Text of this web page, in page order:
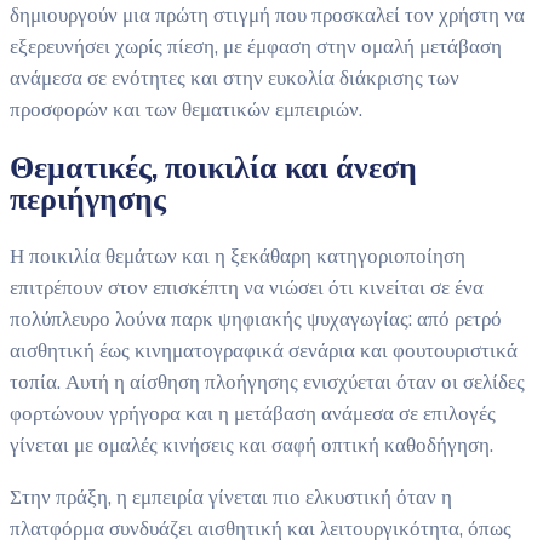
δημιουργούν μια πρώτη στιγμή που προσκαλεί τον χρήστη να
εξερευνήσει χωρίς πίεση, με έμφαση στην ομαλή μετάβαση
ανάμεσα σε ενότητες και στην ευκολία διάκρισης των
προσφορών και των θεματικών εμπειριών.
Θεματικές, ποικιλία και άνεση
περιήγησης
Η ποικιλία θεμάτων και η ξεκάθαρη κατηγοριοποίηση
επιτρέπουν στον επισκέπτη να νιώσει ότι κινείται σε ένα
πολύπλευρο λούνα παρκ ψηφιακής ψυχαγωγίας: από ρετρό
αισθητική έως κινηματογραφικά σενάρια και φουτουριστικά
τοπία. Αυτή η αίσθηση πλοήγησης ενισχύεται όταν οι σελίδες
φορτώνουν γρήγορα και η μετάβαση ανάμεσα σε επιλογές
γίνεται με ομαλές κινήσεις και σαφή οπτική καθοδήγηση.
Στην πράξη, η εμπειρία γίνεται πιο ελκυστική όταν η
πλατφόρμα συνδυάζει αισθητική και λειτουργικότητα, όπως